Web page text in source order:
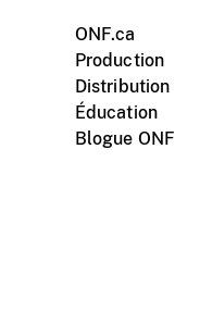
ONF.ca
Production
Distribution
Éducation
Blogue ONF